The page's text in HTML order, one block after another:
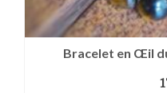
Bracelet en Œil